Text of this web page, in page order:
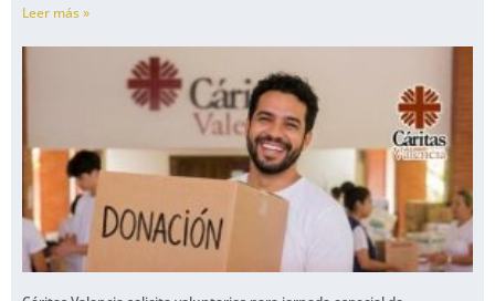
Leer más »